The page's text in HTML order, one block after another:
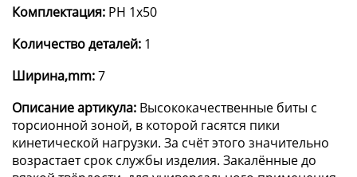
Комплектация: PH 1x50
Количество деталей: 1
Ширина,mm:7
Описание артикула: Высококачественные биты с
торсионной зоной, в которой гасятся пики
кинетической нагрузки. За счёт этого значительно
возрастает срок службы изделия. Закалённые до